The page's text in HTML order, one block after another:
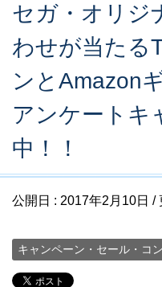
セガ・オリジ
わせが当たる
ンとAmazon
アンケートキ
中！！
公開日 : 2017年2月10日 /
キャンペーン・セール・コ